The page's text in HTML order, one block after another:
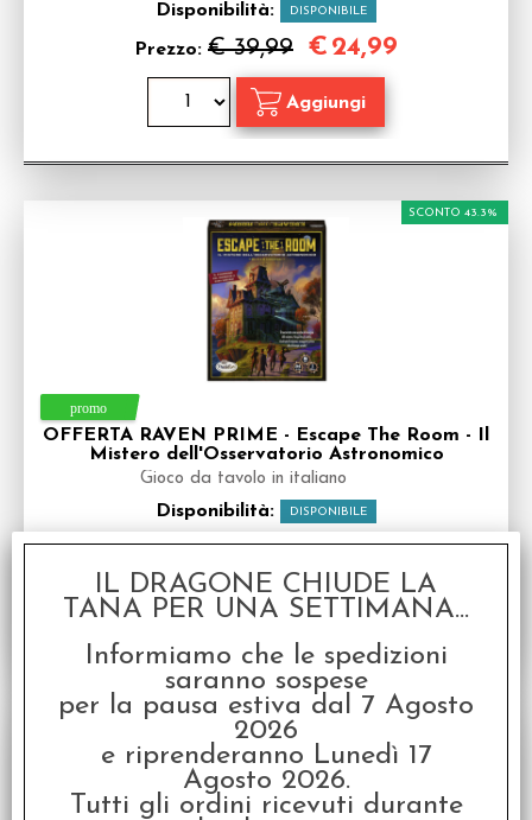
Disponibilità: DISPONIBILE
Prezzo: € 39,99 € 24,99
OFFERTA RAVEN PRIME - Escape The Room - Il
Mistero dell'Osservatorio Astronomico
Gioco da tavolo in italiano
Disponibilità: DISPONIBILE
Prezzo:€ 29,99
SCONTO 43.3%
€16,99
SCONTO 20%
IL DRAGONE CHIUDE LA
TANA PER UNA SETTIMANA...
Informiamo che le spedizioni
saranno sospese
per la pausa estiva dal 7 Agosto
2026
e riprenderanno Lunedì 17
Agosto 2026.
Tutti gli ordini ricevuti durante